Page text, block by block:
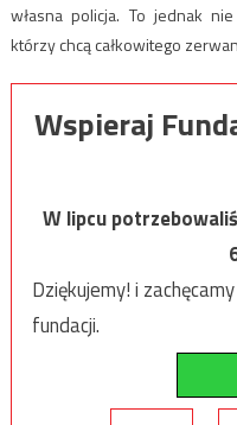
własna policja. To jednak
którzy chcą całkowitego
Wspieraj
W lipcu
Dziękujemy! i
fundacji.